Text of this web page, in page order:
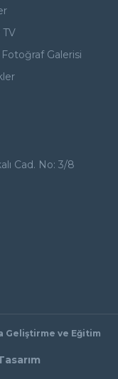
Galerisi
Cad. No: 3/8
Geliştirme ve Eğitim